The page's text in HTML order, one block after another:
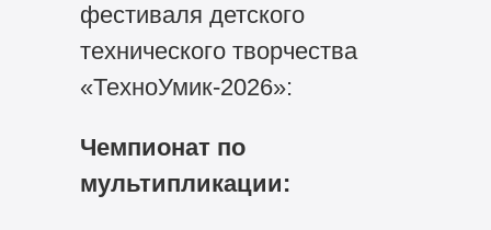
фестиваля детского
технического творчества
«ТехноУмик-2026»:
Чемпионат по
мультипликации: